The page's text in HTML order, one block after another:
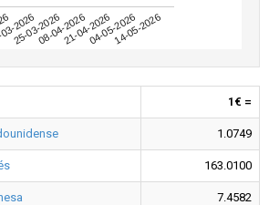
2026
25-03-202608-04-202621-04-202604-05-202614-05-2026
1€ =
1.0749
163.0100
7.4582